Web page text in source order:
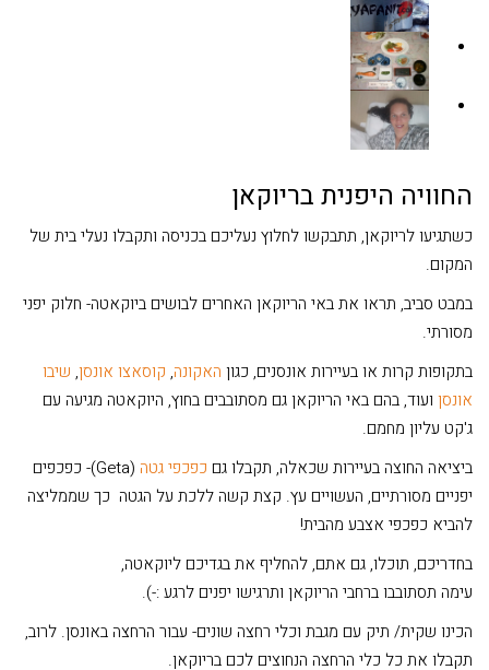
החוויה היפנית בריוקאן
כשתגיעו לריוקאן, תתבקשו לחלוץ נעליכם בכניסה ותקבלו נעלי בית של
המקום.
במבט סביב, תראו את באי הריוקאן האחרים לבושים ביוקאטה- חלוק יפני
מסורתי.
בתקופות קרות או בעיירות אונסנים, כגון האקונה, קוסאצו אונסן, שיבו
אונסן ועוד, בהם באי הריוקאן גם מסתובבים בחוץ, היוקאטה מגיעה עם
ג'קט עליון מחמם.
ביציאה החוצה בעיירות שכאלה, תקבלו גם כפכפי גטה
(Geta)- כפכפים
יפניים מסורתיים, העשויים עץ. קצת קשה ללכת על הגטה כך שממליצה
להביא כפכפי אצבע מהבית!
בחדריכם, תוכלו, גם אתם, להחליף את בגדיכם ליוקאטה,
עימה תסתובבו ברחבי הריוקאן ותרגישו יפנים לרגע :-).
הכינו שקית/ תיק עם מגבת וכלי רחצה שונים- עבור הרחצה באונסן. לרוב,
תקבלו את כל כלי הרחצה הנחוצים לכם בריוקאן.